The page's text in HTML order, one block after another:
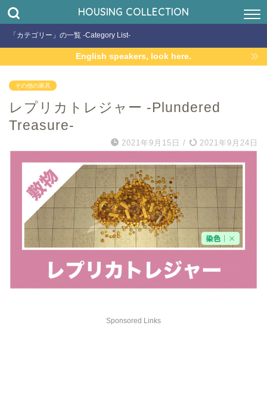
HOUSING COLLECTION
「カテゴリー」の一覧 -Category List-
English speakers, look here.
その他の家具
レプリカトレジャー -Plundered
Treasure-
2021年9月15日 / 2021年9月24日
Sponsored Links